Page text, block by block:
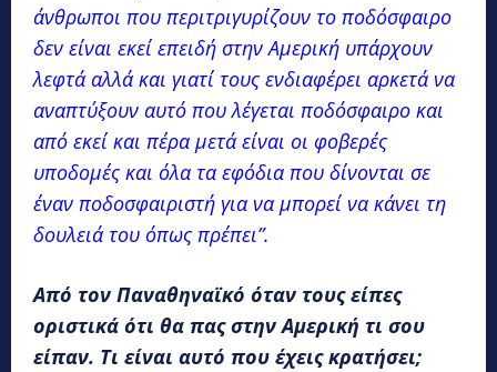
άνθρωποι που περιτριγυρίζουν το ποδόσφαιρο
δεν είναι εκεί επειδή στην Αμερική υπάρχουν
λεφτά αλλά και γιατί τους ενδιαφέρει αρκετά να
αναπτύξουν αυτό που λέγεται ποδόσφαιρο και
από εκεί και πέρα μετά είναι οι φοβερές
υποδομές και όλα τα εφόδια που δίνονται σε
έναν ποδοσφαιριστή για να μπορεί να κάνει τη
δουλειά του όπως πρέπει”.
Από τον Παναθηναϊκό όταν τους είπες
οριστικά ότι θα πας στην Αμερική τι σου
είπαν. Τι είναι αυτό που έχεις κρατήσει;